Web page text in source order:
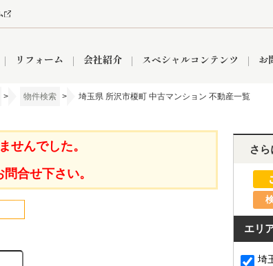
閲覧履歴
件
問 売却コラム
スバック
リフォーム
金 【東京】補助金・助成金
会社紹介
創業の想い インフォメーショ
ひばりケ丘営業所 東久留米営業
スペシャルコンテンツ
ンタルスペース
お
相談 プライバシーポリシー
> 物件検索 > 埼玉県 所沢市榎町 中古マンション 不動産一覧
せんでした。
合せ下さい。
さ
エリ
埼